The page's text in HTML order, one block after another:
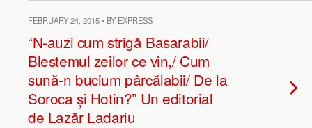
FEBRUARY 24, 2015 • BY EXPRESS
“N-auzi cum strigă Basarabii/
Blestemul zeilor ce vin,/ Cum
sună-n bucium pârcălabii/ De la
Soroca și Hotin?” Un editorial
de Lazăr Ladariu